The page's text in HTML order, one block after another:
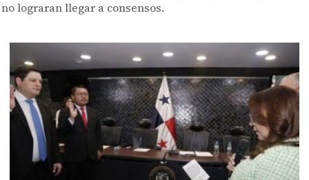
no lograran llegar a consensos.